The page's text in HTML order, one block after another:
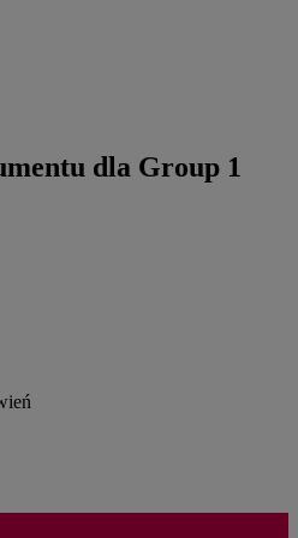
dla Group 1